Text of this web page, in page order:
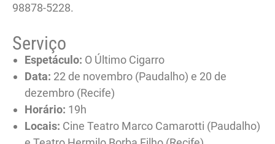
98878-5228.
Serviço
Espetáculo: O Último Cigarro
Data: 22 de novembro (Paudalho) e 20 de
dezembro (Recife)
Horário: 19h
Locais: Cine Teatro Marco Camarotti (Paudalho)